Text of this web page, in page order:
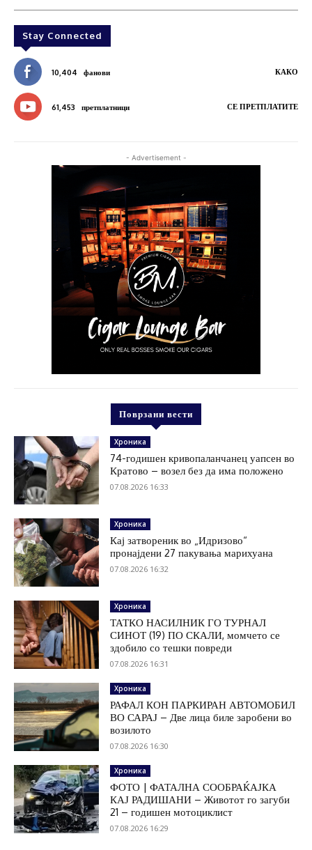
Stay Connected
10,404 фанови КАКО
61,453 претплатници СЕ ПРЕТПЛАТИТЕ
- Advertisement -
Поврзани вести
Хроника
74-годишен кривопаланчанец уапсен во
Кратово – возел без да има положено
07.08.2026 16:33
Хроника
Кај затвореник во „Идризово“
пронајдени 27 пакувања марихуана
07.08.2026 16:32
Хроника
ТАТКО НАСИЛНИК ГО ТУРНАЛ
СИНОТ (19) ПО СКАЛИ, момчето се
здобило со тешки повреди
07.08.2026 16:31
Хроника
РАФАЛ КОН ПАРКИРАН АВТОМОБИЛ
ВО САРАЈ – Две лица биле заробени во
возилото
07.08.2026 16:30
Хроника
ФОТО | ФАТАЛНА СООБРАЌАЈКА
КАЈ РАДИШАНИ – Животот го загуби
21 – годишен мотоциклист
07.08.2026 16:29